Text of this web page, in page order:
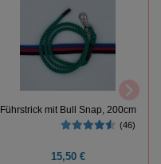
Führstrick mit Bull Snap, 200cm
(46)
15,50 €